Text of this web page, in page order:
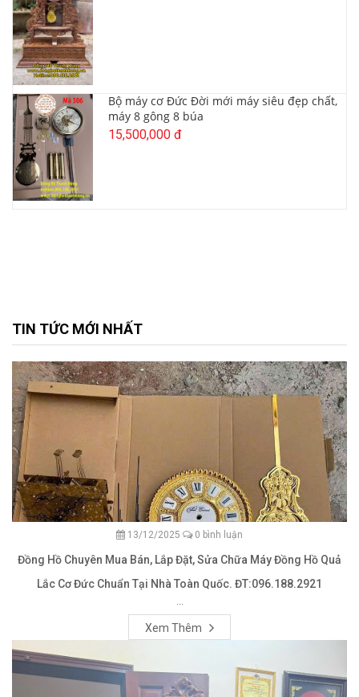
Bộ máy cơ Đức Đời mới máy siêu đẹp chất,
máy 8 gông 8 búa
15,500,000 đ
TIN TỨC MỚI NHẤT
13/12/2025 0 bình luận
Đồng Hồ Chuyên Mua Bán, Lắp Đặt, Sửa Chữa Máy Đồng Hồ Quả
Lắc Cơ Đức Chuẩn Tại Nhà Toàn Quốc. ĐT:096.188.2921
...
Xem Thêm